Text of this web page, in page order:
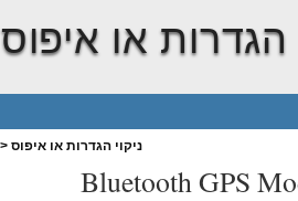
הגדרות או איפוס
> ניקוי הגדרות או איפוס
Bluetooth GPS